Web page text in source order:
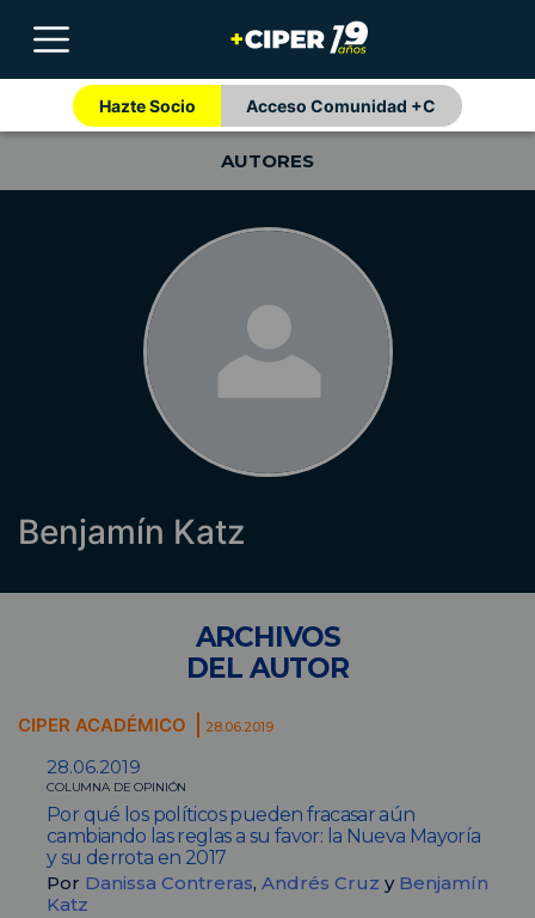
Hazte Socio Acceso Comunidad +C
AUTORES
Benjamín Katz
ARCHIVOS
DEL AUTOR
CIPER ACADÉMICO 28.06.2019
28.06.2019
COLUMNA DE OPINIÓN
Por qué los políticos pueden fracasar aún
cambiando las reglas a su favor: la Nueva Mayoría
y su derrota en 2017
Por Danissa Contreras, Andrés Cruz y Benjamín
Katz